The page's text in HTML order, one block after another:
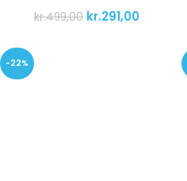
kr.499,00 kr.291,00
-22%